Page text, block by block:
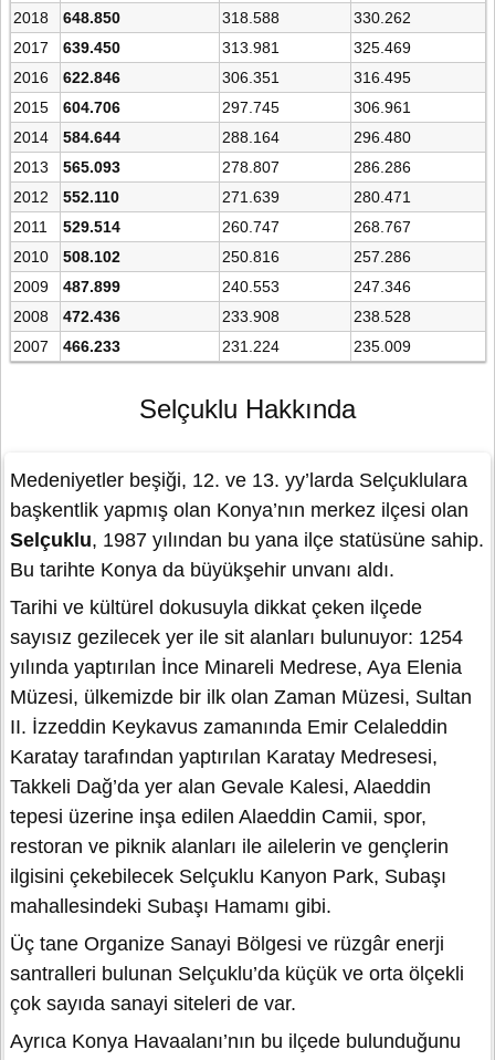
2018
648.850 318.588
330.262
2017
639.450 313.981
325.469
2016
622.846 306.351
316.495
2015
604.706 297.745
306.961
2014
584.644 288.164
296.480
2013
565.093 278.807
286.286
2012
552.110 271.639
280.471
2011
529.514 260.747
268.767
2010
508.102 250.816
257.286
2009
487.899 240.553
247.346
2008
472.436 233.908
238.528
2007
466.233 231.224 235.009
Selçuklu Hakkında
Medeniyetler beşiği, 12. ve 13. yy’larda Selçuklulara
başkentlik yapmış olan Konya’nın merkez ilçesi olan
Selçuklu, 1987 yılından bu yana ilçe statüsüne sahip.
Bu tarihte Konya da büyükşehir unvanı aldı.
Tarihi ve kültürel dokusuyla dikkat çeken ilçede
sayısız gezilecek yer ile sit alanları bulunuyor: 1254
yılında yaptırılan İnce Minareli Medrese, Aya Elenia
Müzesi, ülkemizde bir ilk olan Zaman Müzesi, Sultan
II. İzzeddin Keykavus zamanında Emir Celaleddin
Karatay tarafından yaptırılan Karatay Medresesi,
Takkeli Dağ’da yer alan Gevale Kalesi, Alaeddin
tepesi üzerine inşa edilen Alaeddin Camii, spor,
restoran ve piknik alanları ile ailelerin ve gençlerin
ilgisini çekebilecek Selçuklu Kanyon Park, Subaşı
mahallesindeki Subaşı Hamamı gibi.
Üç tane Organize Sanayi Bölgesi ve rüzgâr enerji
santralleri bulunan Selçuklu’da küçük ve orta ölçekli
çok sayıda sanayi siteleri de var.
Ayrıca Konya Havaalanı’nın bu ilçede bulunduğunu